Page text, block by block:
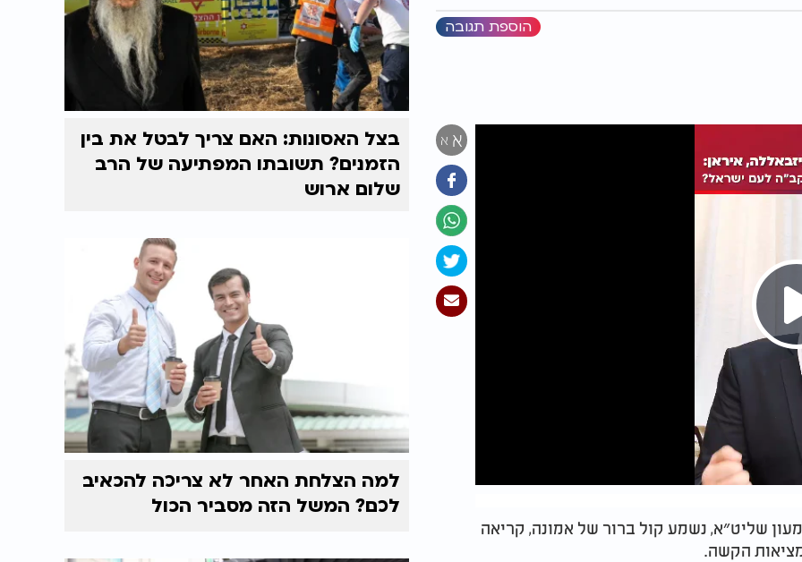
הוספת תגובה
א א
שליט״א, נשמע קול ברור של אמונה, קריאה
הקשה.
בצל האסונות: האם צריך לבטל את בין
הזמנים? תשובתו המפתיעה של הרב
שלום ארוש
למה הצלחת האחר לא צריכה להכאיב
לכם? המשל הזה מסביר הכול